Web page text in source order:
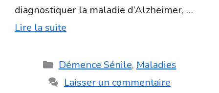
diagnostiquer la maladie d’Alzheimer, …
Lire la suite
Catégories
Démence Sénile, Maladies
Laisser un commentaire